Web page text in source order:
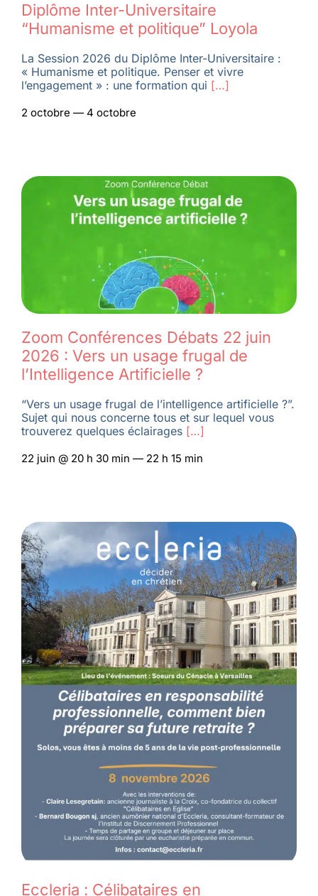
Diplôme Inter-Universitaire
“Humanisme et politique” Loyola
La Session 2026 du Diplôme Inter-Universitaire :
« Humanisme et politique. Penser et vivre
l’engagement » : une formation qui […]
2 octobre — 4 octobre
Zoom Conférences Débats 22 juin
2026 : Vers un usage frugal de
l’Intelligence Artificielle ?
“Vers un usage frugal de l’intelligence artificielle ?”.
Sujet qui nous concerne tous et sur lequel vous
trouverez quelques éclairages[…]
22 juin @ 20 h 30 min — 22 h 15 min
Eccleria : Célibataires en